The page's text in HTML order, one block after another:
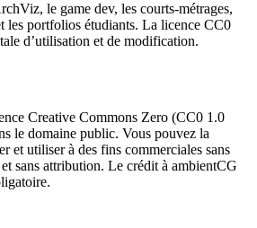
le game dev, les courts-métrages,
les portfolios étudiants. La licence CC0
d’utilisation et de modification.
Creative Commons Zero (CC0 1.0
le domaine public. Vous pouvez la
et utiliser à des fins commerciales sans
sans attribution. Le crédit à ambientCG